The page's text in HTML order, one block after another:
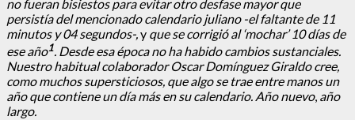
no fueran bisiestos para evitar otro desfase mayorque
persistía del mencionado calendario juliano -el faltante de 11
minutos y 04 segundos-,y que se corrigió al ‘mochar’ 10 días de
ese año1. Desde esa época no ha habido cambios sustanciales.
Nuestro habitual colaboradorOscar Domínguez Giraldo cree,
como muchos supersticiosos, que algo se trae entre manos un
año que contiene un día más en su calendario. Año nuevo, año
largo.